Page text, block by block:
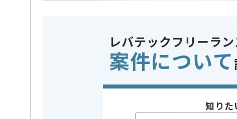
この案件のポイント 業務内容
システム開発
特徴
参画実績あり
15日
レバテックフリーラン
案件について
知りた